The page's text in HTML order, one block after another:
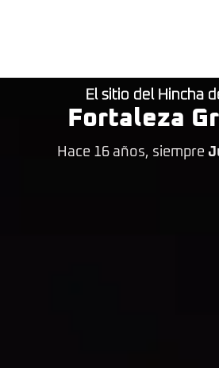
El sitio del Hincha
Fortaleza
Hace 16 años, siempre